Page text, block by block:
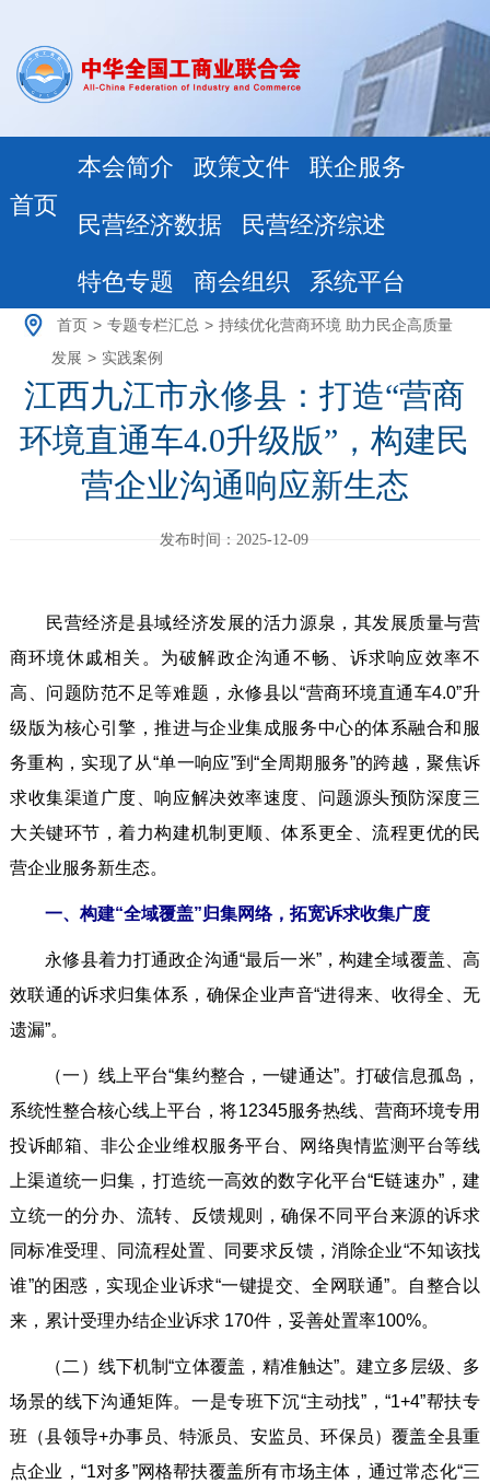
首页
本会简介 政策文件 联企服务
民营经济数据 民营经济综述
特色专题 商会组织 系统平台
首页 > 专题专栏汇总 > 持续优化营商环境 助力民企高质量
发展 > 实践案例
江西九江市永修县：打造“营商
环境直通车4.0升级版”，构建民
营企业沟通响应新生态
发布时间：2025-12-09
民营经济是县域经济发展的活力源泉，其发展质量与营
商环境休戚相关。为破解政企沟通不畅、诉求响应效率不
高、问题防范不足等难题，永修县以“营商环境直通车4.0”升
级版为核心引擎，推进与企业集成服务中心的体系融合和服
务重构，实现了从“单一响应”到“全周期服务”的跨越，聚焦诉
求收集渠道广度、响应解决效率速度、问题源头预防深度三
大关键环节，着力构建机制更顺、体系更全、流程更优的民
营企业服务新生态。
一、构建“全域覆盖”归集网络，拓宽诉求收集广度
永修县着力打通政企沟通“最后一米”，构建全域覆盖、高
效联通的诉求归集体系，确保企业声音“进得来、收得全、无
遗漏”。
（一）线上平台“集约整合，一键通达”。打破信息孤岛，
系统性整合核心线上平台，将12345服务热线、营商环境专用
投诉邮箱、非公企业维权服务平台、网络舆情监测平台等线
上渠道统一归集，打造统一高效的数字化平台“E链速办”，建
立统一的分办、流转、反馈规则，确保不同平台来源的诉求
同标准受理、同流程处置、同要求反馈，消除企业“不知该找
谁”的困惑，实现企业诉求“一键提交、全网联通”。自整合以
来，累计受理办结企业诉求 170件，妥善处置率100%。
（二）线下机制“立体覆盖，精准触达”。建立多层级、多
场景的线下沟通矩阵。一是专班下沉“主动找”，“1+4”帮扶专
班（县领导+办事员、特派员、安监员、环保员）覆盖全县重
点企业，“1对多”网格帮扶覆盖所有市场主体，通过常态化“三